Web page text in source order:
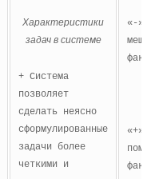
Характеристики
задач в системе
+ Система
позволяет
сделать неясно
сформулированные
задачи более
четкими и
«-»
«+»